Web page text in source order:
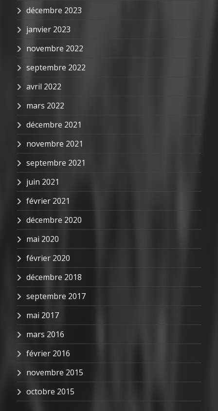
décembre 2023
janvier 2023
novembre 2022
septembre 2022
avril 2022
mars 2022
décembre 2021
novembre 2021
septembre 2021
juin 2021
février 2021
décembre 2020
mai 2020
février 2020
décembre 2018
septembre 2017
mai 2017
mars 2016
février 2016
novembre 2015
octobre 2015